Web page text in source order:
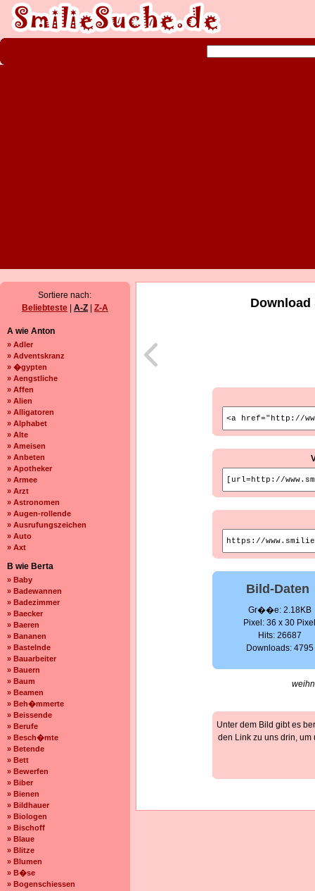
Sortiere nach:
Beliebteste
A-Z Z-A
A wie Anton
» Adler
» Adventskranz
» �gypten
» Aengstliche
» Affen
» Alien
» Alligatoren
» Alphabet
» Alte
» Ameisen
» Anbeten
» Apotheker
» Armee
» Arzt
» Astronomen
» Augen-rollende
» Ausrufungszeichen
» Auto
» Axt
B wie Berta
» Baby
» Badewannen
» Badezimmer
» Baecker
» Baeren
» Bananen
» Bastelnde
» Bauarbeiter
» Bauern
» Baum
» Beamen
» Beh�mmerte
» Beissende
» Berufe
» Besch�mte
» Betende
» Bett
» Bewerfen
» Biber
» Bienen
» Bildhauer
» Biologen
» Bischoff
» Blaue
» Blitze
» Blumen
» B�se
» Bogenschiessen
Bild-Daten
Gr��e: 2.18KB
Pixel: 36 x 30
Hits: 26687
Downloads: 4795
Unter dem Bild gibt es
den Link zu uns drin,